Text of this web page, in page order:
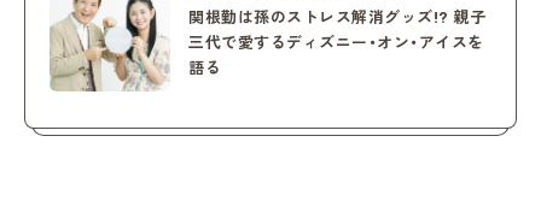
関根勤は孫のストレス解消グッズ!? 親子
三代で愛するディズニー・オン・アイスを
語る